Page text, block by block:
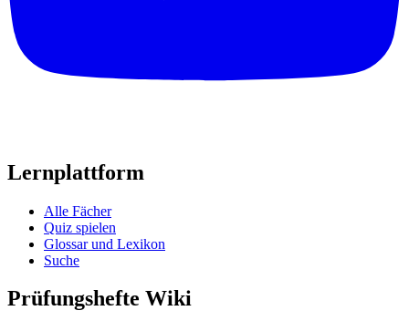
Lernplattform
Alle Fächer
Quiz spielen
Glossar und Lexikon
Suche
Prüfungshefte Wiki